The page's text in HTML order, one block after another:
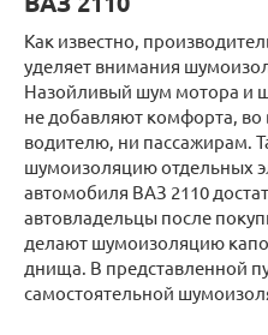
Как известно,
уделяет внимания
Назойливый шум мотора и
не добавляют комфорта,
водителю, ни пассажирам.
шумоизоляцию отдельных
автомобиля ВАЗ 2110
автовладельцы после
делают шумоизоляцию
днища. В представленной
самостоятельной